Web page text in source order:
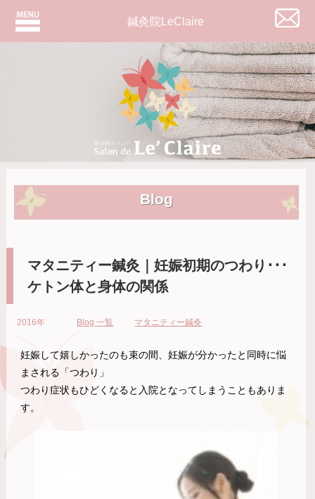
鍼灸院LeClaire
Blog
マタニティー鍼灸｜妊娠初期のつわり･･･
ケトン体と身体の関係
2016年 Blog 一覧 マタニティー鍼灸
妊娠して嬉しかったのも束の間、妊娠が分かったと同時に悩
まされる「つわり」
つわり症状もひどくなると入院となってしまうこともありま
す。